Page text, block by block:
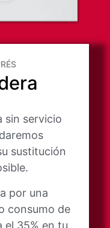
sin servicio
sustitución
por una
consumo de
el 35% en tu